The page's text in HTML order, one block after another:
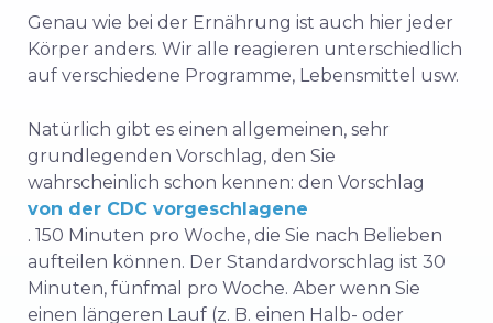
Genau wie bei der Ernährung ist auch hier jeder
Körper anders. Wir alle reagieren unterschiedlich
auf verschiedene Programme, Lebensmittel usw.
Natürlich gibt es einen allgemeinen, sehr
grundlegenden Vorschlag, den Sie
wahrscheinlich schon kennen: den Vorschlag
von der CDC vorgeschlagene
. 150 Minuten pro Woche, die Sie nach Belieben
aufteilen können. Der Standardvorschlag ist 30
Minuten, fünfmal pro Woche. Aber wenn Sie
einen längeren Lauf (z. B. einen Halb- oder